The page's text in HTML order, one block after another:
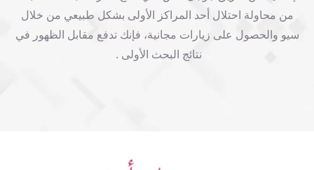
من محاولة احتلال أحد المراكز الأولى بشكل طبيعي من خلال
سيو والحصول على زيارات مجانية، فإنك تدفع مقابل الظهور في
نتائج البحث الأولى .